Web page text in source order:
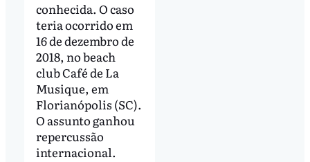
conhecida. O caso
teria ocorrido em
16 de dezembro de
2018, no beach
club Café de La
Musique, em
Florianópolis (SC).
O assunto ganhou
repercussão
internacional.